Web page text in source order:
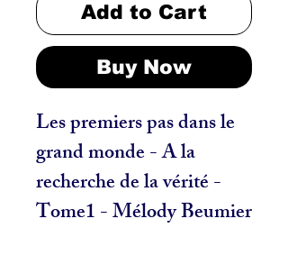
Add to Cart
Buy Now
Les premiers pas dans le
grand monde - A la
recherche de la vérité -
Tome1 - Mélody Beumier